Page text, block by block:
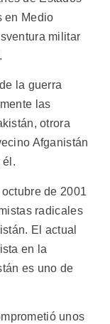
en Medio
militar
la guerra
las
otrora
Afganistán
él.
de 2001
radicales
El actual
en la
es uno de
unos